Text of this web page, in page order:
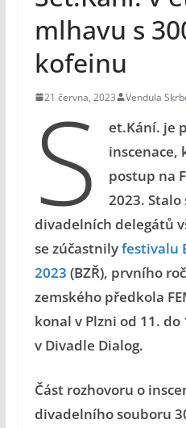
mlhavu s
kofeinu
21 června, 2023 Vendula
S
et.Kání. je
inscenace,
postup na
2023.
divadelních delegátů
se zúčastnilyfestivalu
2023 (BZŘ), prvního
zemského předkola
konal v Plzni od 11.
v Divadle Dialog.
Část rozhovoru o
divadelního souboru